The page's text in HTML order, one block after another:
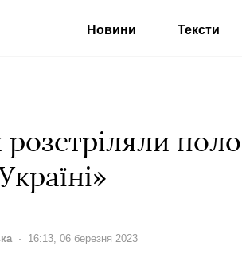
Новини Тексти
розстріляли
Дата:
16:13, 06 березня 2023